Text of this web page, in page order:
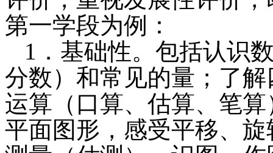
第一学段为例：
1．基础性。包括认识
分数）和常见的量；了
运算（口算、估算、笔
平面图形，感受平移、